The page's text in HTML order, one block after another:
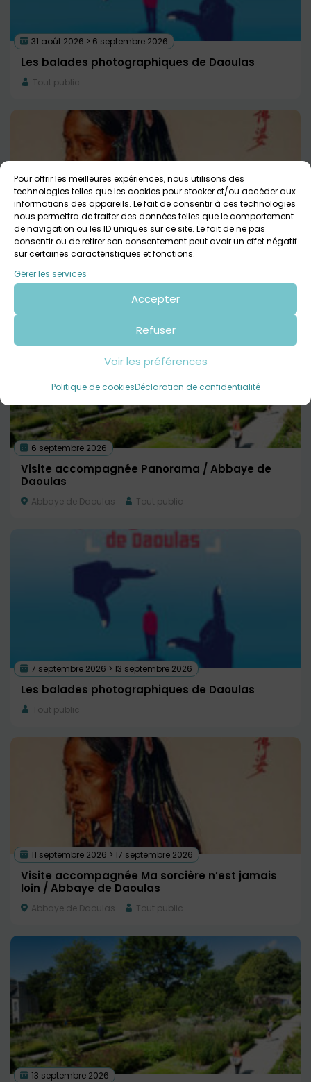
Pour offrir les meilleures expériences, nous utilisons des
technologies telles que les cookies pour stocker et/ou accéder aux
informations des appareils. Le fait de consentir à ces technologies
nous permettra de traiter des données telles que le comportement
de navigation ou les ID uniques sur ce site. Le fait de ne pas
consentir ou de retirer son consentement peut avoir un effet négatif
sur certaines caractéristiques et fonctions.
Gérer les services
Accepter
Refuser
Voir les préférences
Politique de cookiesDéclaration de confidentialité
31 août 2026 > 6 septembre 2026
Les balades photographiques de Daoulas
Tout public
4 septembre 2026 > 10 septembre 2026
Visite accompagnée Ma sorcière n’est jamais
loin / Abbaye de Daoulas
Abbaye de Daoulas Tout public
6 septembre 2026
Visite accompagnée Panorama / Abbaye de
Daoulas
Abbaye de Daoulas Tout public
7 septembre 2026 > 13 septembre 2026
Les balades photographiques de Daoulas
Tout public
11 septembre 2026 > 17 septembre 2026
Visite accompagnée Ma sorcière n’est jamais
loin / Abbaye de Daoulas
Abbaye de Daoulas Tout public
13 septembre 2026